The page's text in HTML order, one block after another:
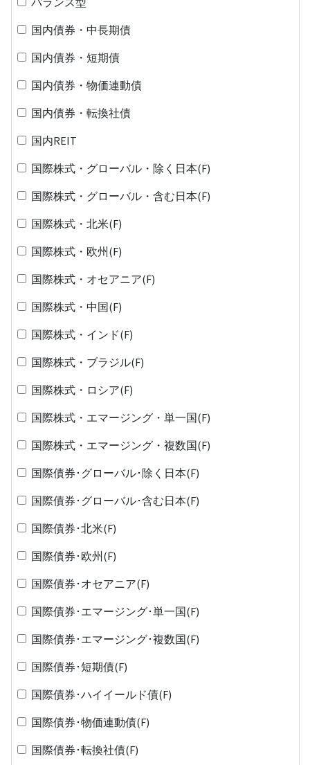
国内債券・中長期債
国内債券・短期債
国内債券・物価連動債
国内債券・転換社債
国内REIT
国際株式・グローバル・除く日本(F)
国際株式・グローバル・含む日本(F)
国際株式・北米(F)
国際株式・欧州(F)
国際株式・オセアニア(F)
国際株式・中国(F)
国際株式・インド(F)
国際株式・ブラジル(F)
国際株式・ロシア(F)
国際株式・エマージング・単一国(F)
国際株式・エマージング・複数国(F)
国際債券･グローバル･除く日本(F)
国際債券･グローバル･含む日本(F)
国際債券･北米(F)
国際債券･欧州(F)
国際債券･オセアニア(F)
国際債券･エマージング･単一国(F)
国際債券･エマージング･複数国(F)
国際債券･短期債(F)
国際債券･ハイイールド債(F)
国際債券･物価連動債(F)
国際債券･転換社債(F)